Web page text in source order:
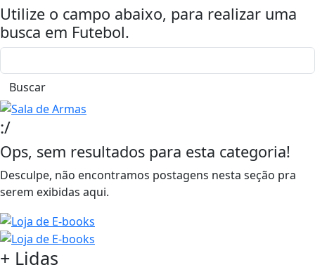
Utilize o campo abaixo, para realizar uma
busca em Futebol.
Buscar
:/
Ops, sem resultados para esta categoria!
Desculpe, não encontramos postagens nesta seção pra
serem exibidas aqui.
+ Lidas